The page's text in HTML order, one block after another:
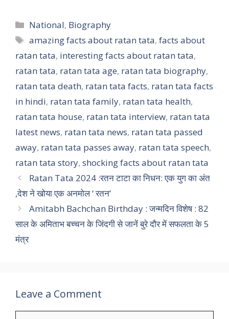
Categories
National, Biography
Tags
amazing facts about ratan tata,facts about
ratan tata, interesting facts about ratan tata,
ratan tata, ratan tata age, ratan tata biography,
ratan tata death, ratan tata facts, ratan tata facts
in hindi, ratan tata family, ratan tata health,
ratan tata house, ratan tata interview, ratan tata
latest news, ratan tata news, ratan tata passed
away, ratan tata passes away, ratan tata speech,
ratan tata story, shocking facts about ratan tata
Ratan Tata 2024 :रतन टाटा का निधन: एक युग का अंत
,देश ने खोया एक अनमोल ‘ रतन’
Amitabh Bachchan Birthday : जन्मदिन विशेष : 82
साल के अमिताभ बच्चन के जिंदगी से जानें बुरे दौर में सफलता के 5
मंत्र
Leave a Comment